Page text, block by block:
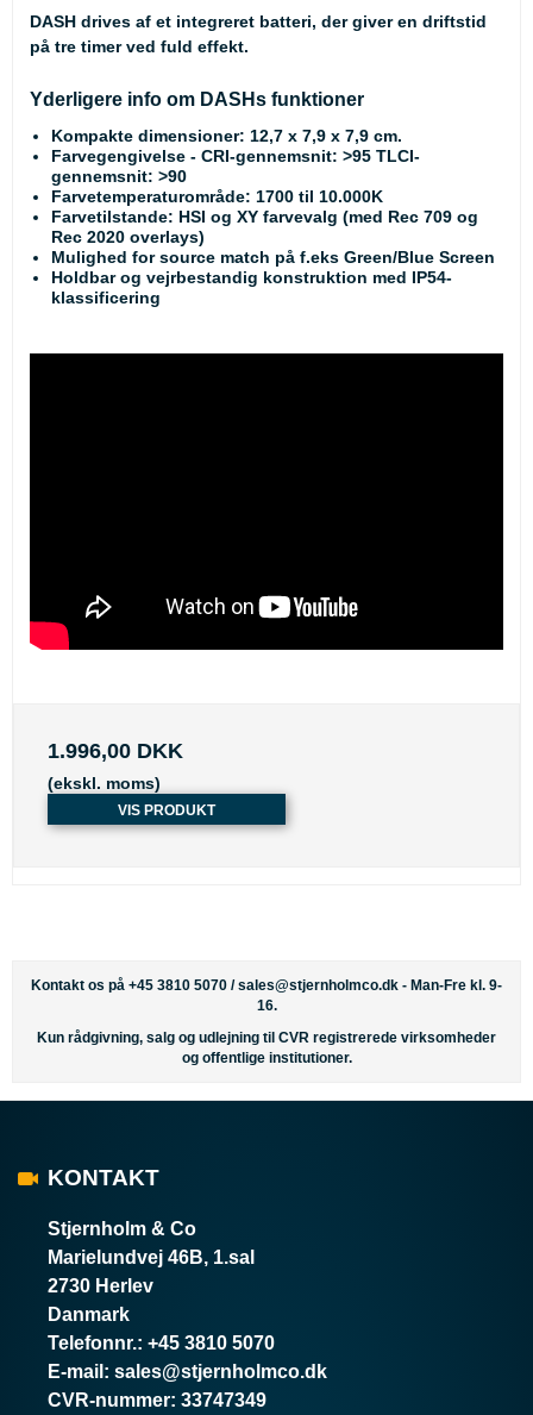
DASH drives af et integreret batteri, der giver en driftstid
på tre timer ved fuld effekt.
Yderligere info om DASHs funktioner
Kompakte dimensioner: 12,7 x 7,9 x 7,9 cm.
Farvegengivelse - CRI-gennemsnit: >95 TLCI-
gennemsnit: >90
Farvetemperaturområde: 1700 til 10.000K
Farvetilstande: HSI og XY farvevalg (med Rec 709 og
Rec 2020 overlays)
Mulighed for source match på f.eks Green/Blue Screen
Holdbar og vejrbestandig konstruktion med IP54-
klassificering
1.996,00 DKK
(ekskl. moms)
VIS PRODUKT
Kontakt os på +45 3810 5070 /sales@stjernholmco.dk - Man-Fre kl. 9-
16.
Kun rådgivning, salg og udlejning til CVR registrerede virksomheder
og offentlige institutioner.
KONTAKT
Stjernholm & Co
Marielundvej 46B, 1.sal
2730 Herlev
Danmark
Telefonnr.: +45 3810 5070
E-mail : sales@stjernholmco.dk
CVR-nummer: 33747349